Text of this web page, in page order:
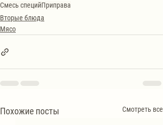
Смесь специйПриправа
Вторые блюда
Мясо
Похожие посты Смотреть все